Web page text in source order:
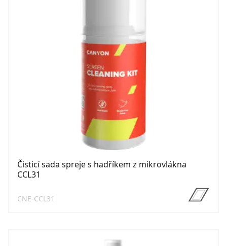
Čisticí sada spreje s hadříkem z mikrovlákna
CCL31
CNE-CCL31